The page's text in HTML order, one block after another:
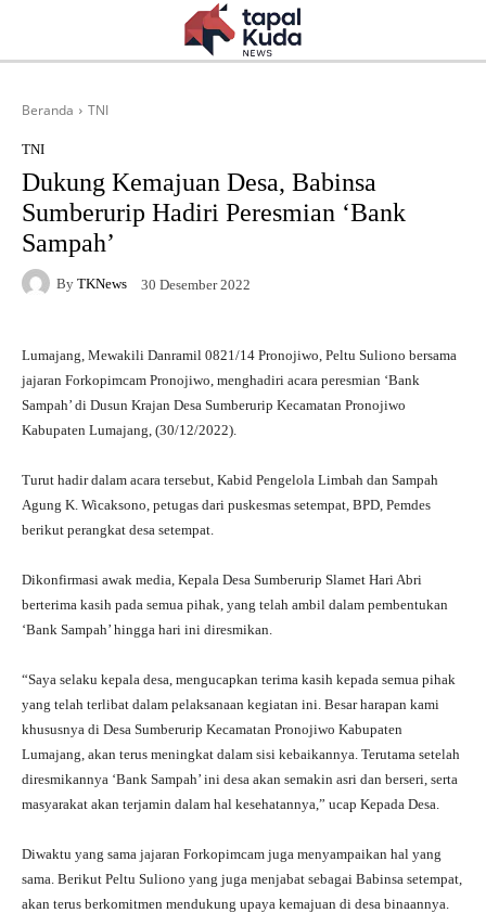
Beranda TNI
TNI
Dukung Kemajuan Desa, Babinsa
Sumberurip Hadiri Peresmian ‘Bank
Sampah’
By TKNews 30 Desember 2022
Lumajang, Mewakili Danramil 0821/14 Pronojiwo, Peltu Suliono bersama
jajaran Forkopimcam Pronojiwo, menghadiri acara peresmian ‘Bank
Sampah’ di Dusun Krajan Desa Sumberurip Kecamatan Pronojiwo
Kabupaten Lumajang, (30/12/2022).
Turut hadir dalam acara tersebut, Kabid Pengelola Limbah dan Sampah
Agung K. Wicaksono, petugas dari puskesmas setempat, BPD, Pemdes
berikut perangkat desa setempat.
Dikonfirmasi awak media, Kepala Desa Sumberurip Slamet Hari Abri
berterima kasih pada semua pihak, yang telah ambil dalam pembentukan
‘Bank Sampah’ hingga hari ini diresmikan.
“Saya selaku kepala desa, mengucapkan terima kasih kepada semua pihak
yang telah terlibat dalam pelaksanaan kegiatan ini. Besar harapan kami
khususnya di Desa Sumberurip Kecamatan Pronojiwo Kabupaten
Lumajang, akan terus meningkat dalam sisi kebaikannya. Terutama setelah
diresmikannya ‘Bank Sampah’ ini desa akan semakin asri dan berseri, serta
masyarakat akan terjamin dalam hal kesehatannya,” ucap Kepada Desa.
Diwaktu yang sama jajaran Forkopimcam juga menyampaikan hal yang
sama. Berikut Peltu Suliono yang juga menjabat sebagai Babinsa setempat,
akan terus berkomitmen mendukung upaya kemajuan di desa binaannya.